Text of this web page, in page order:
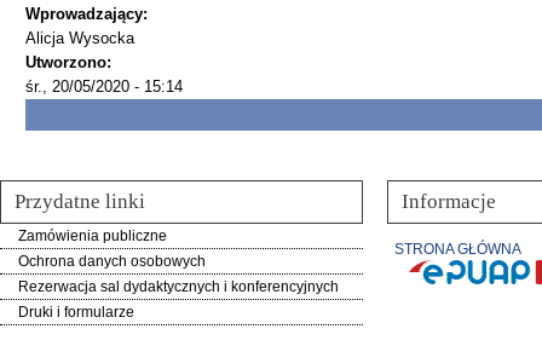
Wprowadzający:
Alicja Wysocka
Utworzono:
śr., 20/05/2020 - 15:14
Przydatne linki
Zamówienia publiczne
Ochrona danych osobowych
Rezerwacja sal dydaktycznych i konferencyjnych
Druki i formularze
Informacje
STRONA GŁÓWNA